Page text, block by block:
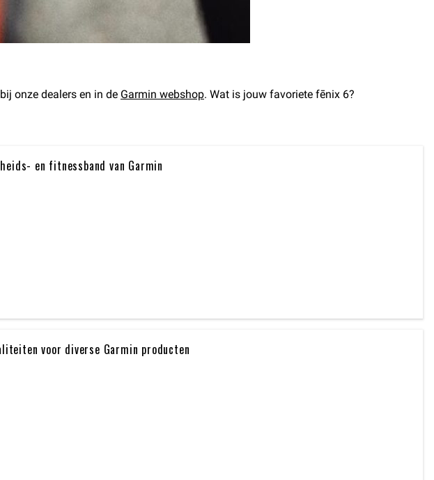
onze dealers en in de Garmin webshop. Wat is jouw favoriete fēnix 6?
en fitnessband van Garmin
voor diverse Garmin producten